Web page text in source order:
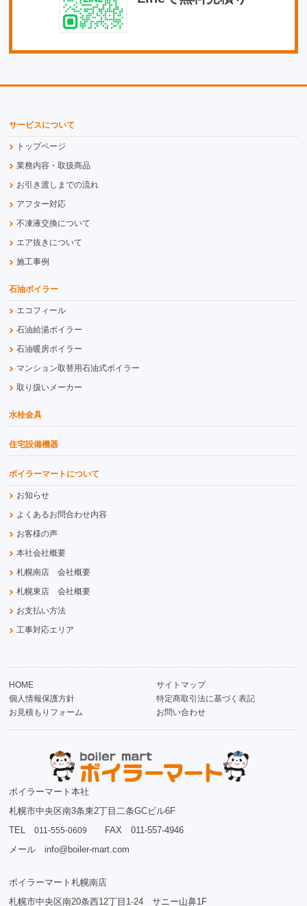
サービスについて
トップページ
業務内容・取扱商品
お引き渡しまでの流れ
アフター対応
不凍液交換について
エア抜きについて
施工事例
石油ボイラー
エコフィール
石油給湯ボイラー
石油暖房ボイラー
マンション取替用石油式ボイラー
取り扱いメーカー
水栓金具
住宅設備機器
ボイラーマートについて
お知らせ
よくあるお問合わせ内容
お客様の声
本社会社概要
札幌南店 会社概要
札幌東店 会社概要
お支払い方法
工事対応エリア
HOME
サイトマップ
個人情報保護方針
特定商取引法に基づく表記
お見積もりフォーム
お問い合わせ
ボイラーマート本社
札幌市中央区南3条東2丁目二条GCビル6F
TEL011-555-0609
FAX 011-557-4946
メール info@boiler-mart.com
ボイラーマート札幌南店
札幌市中央区南20条西12丁目1-24 サニー山鼻1F